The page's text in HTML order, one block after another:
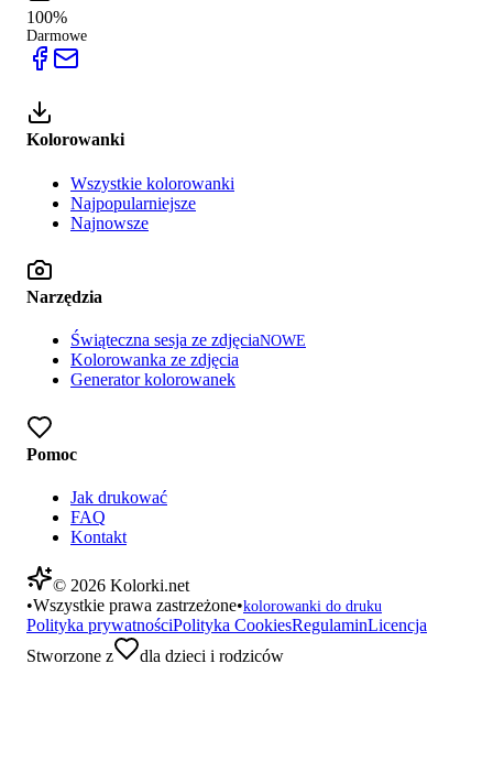
100%
Darmowe
Kolorowanki
Wszystkie kolorowanki
Najpopularniejsze
Najnowsze
Narzędzia
Świąteczna sesja ze zdjęciaNOWE
Kolorowanka ze zdjęcia
Generator kolorowanek
Pomoc
Jak drukować
FAQ
Kontakt
© 2026 Kolorki.net
•Wszystkie prawa zastrzeżone•kolorowanki do druku
Polityka prywatnościPolityka CookiesRegulaminLicencja
Stworzone z
dla dzieci i rodziców